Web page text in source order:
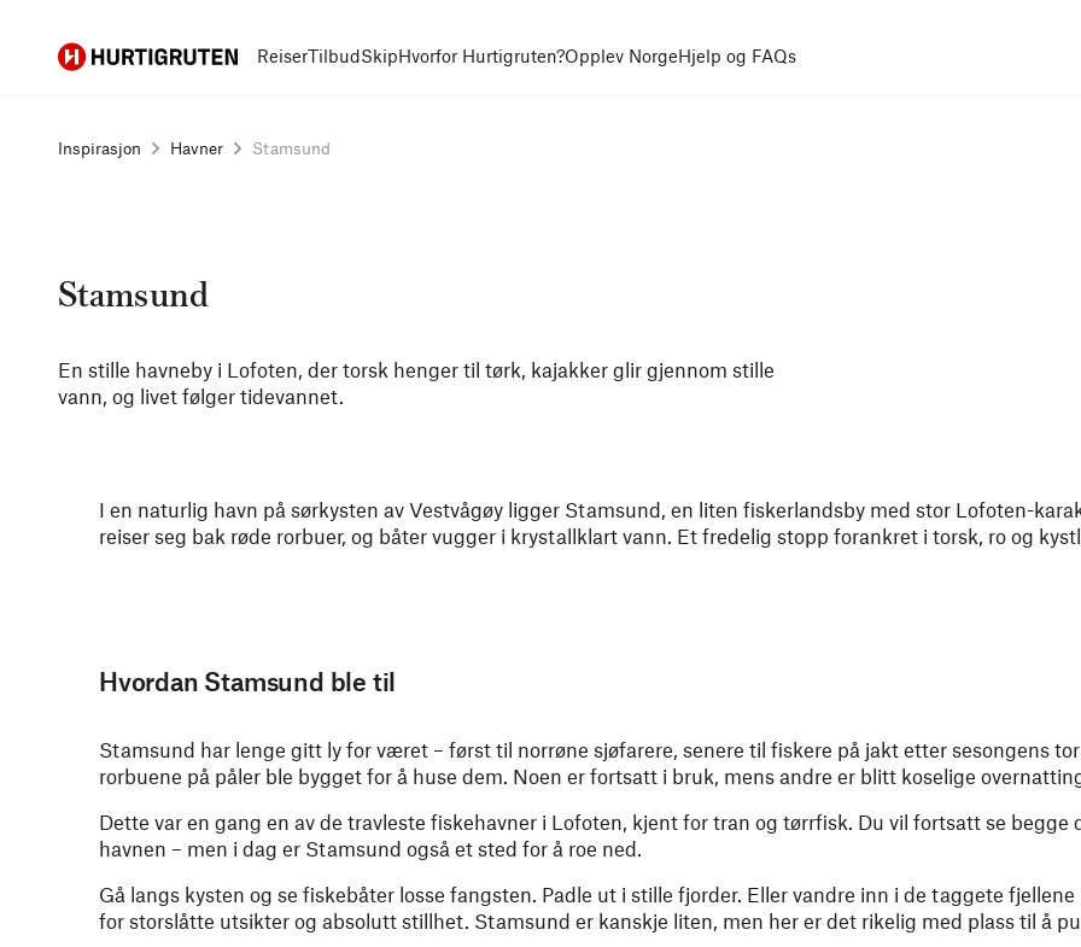
Hurtigruten ReiserTilbudSkipHvorfor Hurtigruten?Opplev NorgeHjelp og FAQs
Inspirasjon Havner Stamsund
Stamsund
En stille havneby i Lofoten, der torsk henger til tørk, kajakker glir gjennom stille
vann, og livet følger tidevannet.
I en naturlig havn på sørkysten av Vestvågøy ligger Stamsund, en liten fiskerlandsby med stor Lofoten-
reiser seg bak røde rorbuer, og båter vugger i krystallklart vann. Et fredelig stopp forankret i torsk, ro og
Hvordan Stamsund ble til
Stamsund har lenge gitt ly for været – først til norrøne sjøfarere, senere til fiskere på jakt etter sesongens
rorbuene på påler ble bygget for å huse dem. Noen er fortsatt i bruk, mens andre er blitt koselige
Dette var en gang en av de travleste fiskehavner i Lofoten, kjent for tran og tørrfisk. Du vil fortsatt se begge
havnen – men i dag er Stamsund også et sted for å roe ned.
Gå langs kysten og se fiskebåter losse fangsten. Padle ut i stille fjorder. Eller vandre inn i de taggete
for storslåtte utsikter og absolutt stillhet. Stamsund er kanskje liten, men her er det rikelig med plass til å